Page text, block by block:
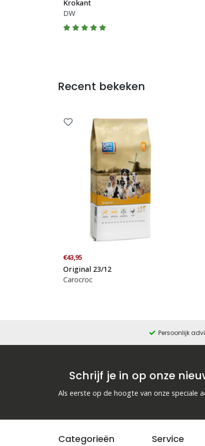
Krokant
DW
Recent bekeken
€43,95
Original 23/12
Carocroc
Persoonlijk
Schrijf je in op onze
Als eerste op de hoogte van onze speciale
Categorieën Service